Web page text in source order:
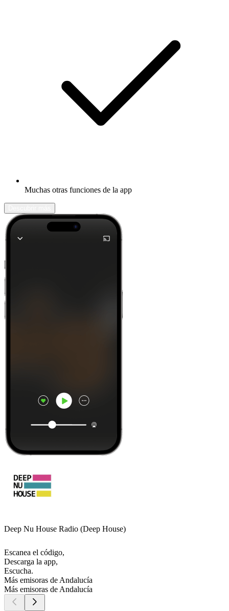
Muchas otras funciones de la app
Deep Nu House Radio (Deep House)
Escanea el código,
Descarga la app,
Escucha.
Más emisoras de Andalucía
Más emisoras de Andalucía